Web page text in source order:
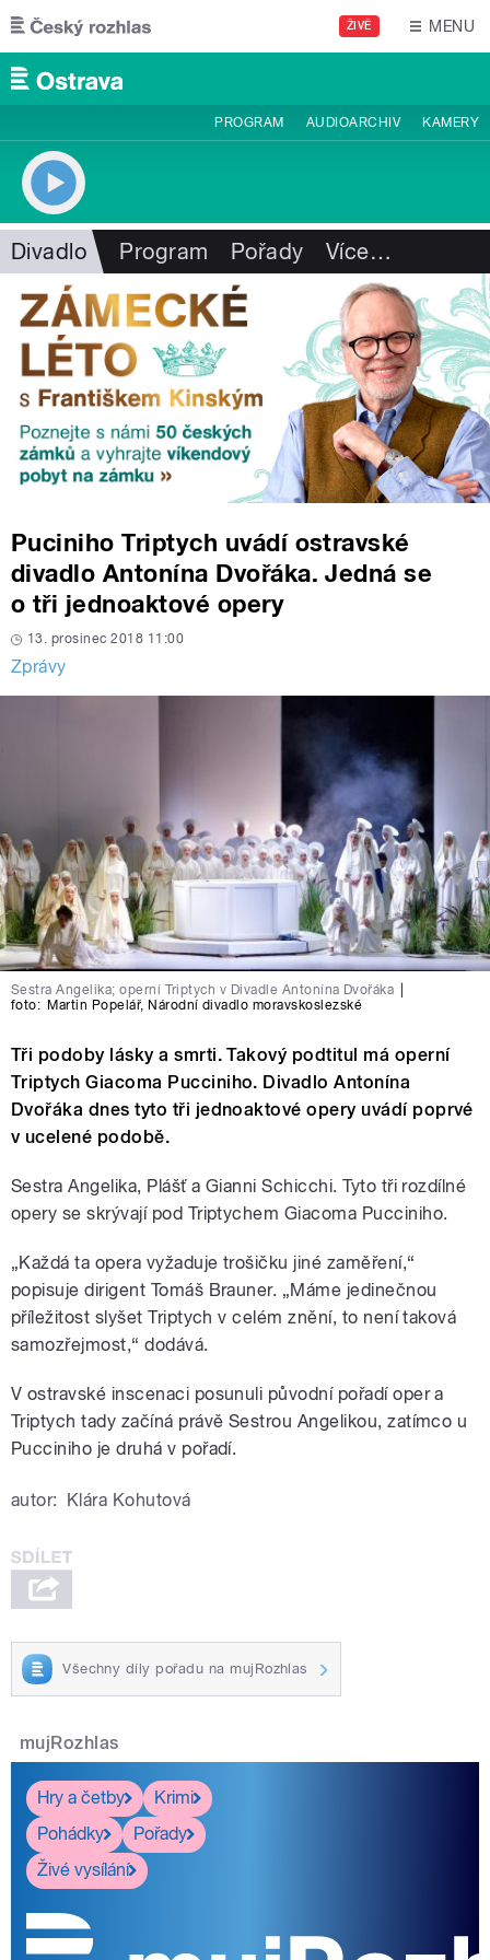
Přejít k hlavnímu obsahu
ŽIVĚ MENU
PROGRAM AUDIOARCHIV KAMERY
Divadlo Program Pořady Více…
Puciniho Triptych uvádí ostravské
divadlo Antonína Dvořáka. Jedná se
o tři jednoaktové opery
13. prosinec 2018 11:00
Zprávy
Sestra Angelika; operní Triptych v Divadle Antonína Dvořáka
foto: Martin Popelář, Národní divadlo moravskoslezské
Tři podoby lásky a smrti. Takový podtitul má operní
Triptych Giacoma Pucciniho. Divadlo Antonína
Dvořáka dnes tyto tři jednoaktové opery uvádí poprvé
v ucelené podobě.
Sestra Angelika, Plášť a Gianni Schicchi. Tyto tři rozdílné
opery se skrývají pod Triptychem Giacoma Pucciniho.
„Každá ta opera vyžaduje trošičku jiné zaměření,“
popisuje dirigent Tomáš Brauner. „Máme jedinečnou
příležitost slyšet Triptych v celém znění, to není taková
samozřejmost,“ dodává.
V ostravské inscenaci posunuli původní pořadí oper a
Triptych tady začíná právě Sestrou Angelikou, zatímco u
Pucciniho je druhá v pořadí.
autor: Klára Kohutová
Všechny díly pořadu na mujRozhlas
mujRozhlas
Hry a četby
Krimi
Pohádky
Pořady
Živé vysílání